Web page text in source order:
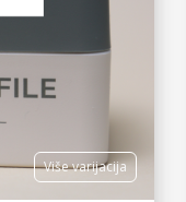
Više varijacija